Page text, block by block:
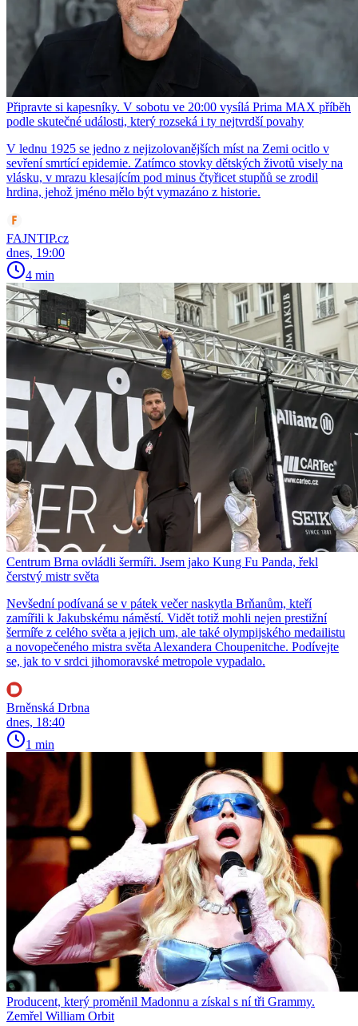
Připravte si kapesníky. V sobotu ve 20:00 vysílá Prima MAX příběh
podle skutečné události, který rozseká i ty nejtvrdší povahy
V lednu 1925 se jedno z nejizolovanějších míst na Zemi ocitlo v
sevření smrtící epidemie. Zatímco stovky dětských životů visely na
vlásku, v mrazu klesajícím pod minus čtyřicet stupňů se zrodil
hrdina, jehož jméno mělo být vymazáno z historie.
FAJNTIP.cz
dnes, 19:00
4 min
Centrum Brna ovládli šermíři. Jsem jako Kung Fu Panda, řekl
čerstvý mistr světa
Nevšední podívaná se v pátek večer naskytla Brňanům, kteří
zamířili k Jakubskému náměstí. Vidět totiž mohli nejen prestižní
šermíře z celého světa a jejich um, ale také olympijského medailistu
a novopečeného mistra světa Alexandera Choupenitche. Podívejte
se, jak to v srdci jihomoravské metropole vypadalo.
Brněnská Drbna
dnes, 18:40
1 min
Producent, který proměnil Madonnu a získal s ní tři Grammy.
Zemřel William Orbit